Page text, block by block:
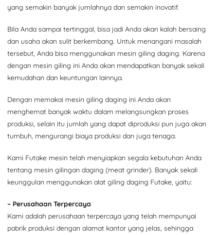
yang semakin banyak jumlahnya dan semakin inovatif.
Bila Anda sampai tertinggal, bisa jadi Anda akan kalah bersaing
dan usaha akan sulit berkembang. Untuk menangani masalah
tersebut, Anda bisa menggunakan mesin giling daging. Karena
dengan mesin giling ini Anda akan mendapatkan banyak sekali
kemudahan dan keuntungan lainnya.
Dengan memakai mesin giling daging ini Anda akan
menghemat banyak waktu dalam melangsungkan proses
produksi, selain itu jumlah yang dapat diproduksi pun juga akan
tumbuh, mengurangi biaya produksi dan juga tenaga.
Kami Futake mesin telah menyiapkan segala kebutuhan Anda
tentang mesin gilingan daging (meat grinder). Banyak sekali
keunggulan menggunakan alat giling daging Futake, yaitu:
– Perusahaan Terpercaya
Kami adalah perusahaan terpercaya yang telah mempunyai
pabrik produksi dengan alamat kantor yang jelas, sehingga